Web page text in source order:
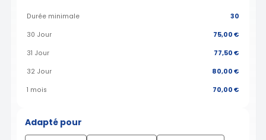
Durée minimale 30
30 Jour 75,00 €
31 Jour 77,50 €
32 Jour 80,00 €
1 mois 70,00 €
Adapté pour